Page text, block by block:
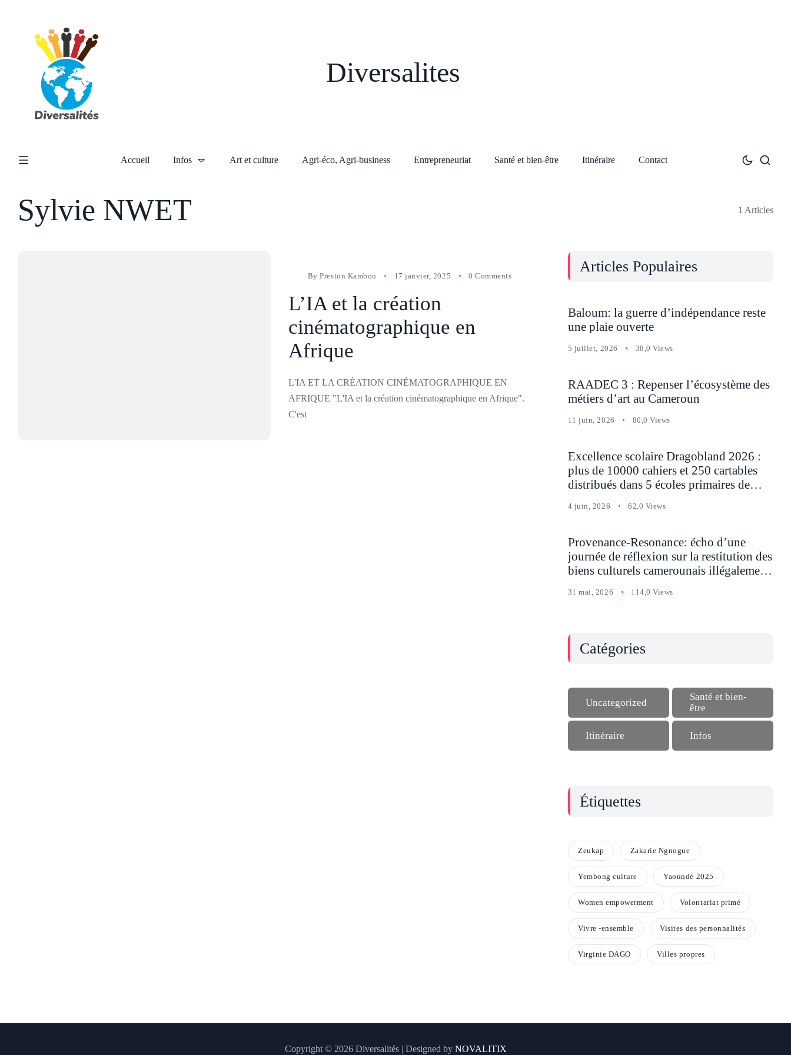
Diversalites
Accueil Infos Art et culture Agri-éco, Agri-business Entrepreneuriat Santé et bien-être Itinéraire Contact
Sylvie NWET 1 Articles
ByPreston Kambou 17 janvier, 2025 0 Comments
L’IA et la création
cinématographique en
Afrique
L'IA ET LA CRÉATION CINÉMATOGRAPHIQUE EN
AFRIQUE "L'IA et la création cinématographique en Afrique".
C'est
Articles Populaires
Baloum: la guerre d’indépendance reste
une plaie ouverte
5 juillet, 2026 38,0 Views
RAADEC 3 : Repenser l’écosystème des
métiers d’art au Cameroun
11 juin, 2026 80,0 Views
Excellence scolaire Dragobland 2026 :
plus de 10000 cahiers et 250 cartables
distribués dans 5 écoles primaires de
4 juin, 2026 62,0 Views
Provenance-Resonance: écho d’une
journée de réflexion sur la restitution des
biens culturels camerounais illégalement
31 mai, 2026 114,0 Views
Catégories
Uncategorized
Santé et bien-
être
Itinéraire Infos
Étiquettes
Zeukap Zakarie Ngnogue
Yembong culture Yaoundé 2025
Women empowerment Volontariat primé
Vivre -ensemble Visites des personnalités
Virginie DAGO Villes propres
Copyright © 2026 Diversalités | Designed by NOVALITIX